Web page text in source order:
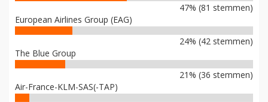
47% (81 stemmen)
European Airlines Group (EAG)
24% (42 stemmen)
The Blue Group
21% (36 stemmen)
Air-France-KLM-SAS(-TAP)